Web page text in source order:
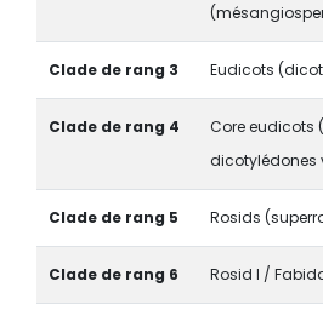
Clade de rang 3 Eudicots
Clade de rang 4
Core eudicots
dicotylédones
Clade de rang 5 Rosids
Clade de rang 6 Rosid I /